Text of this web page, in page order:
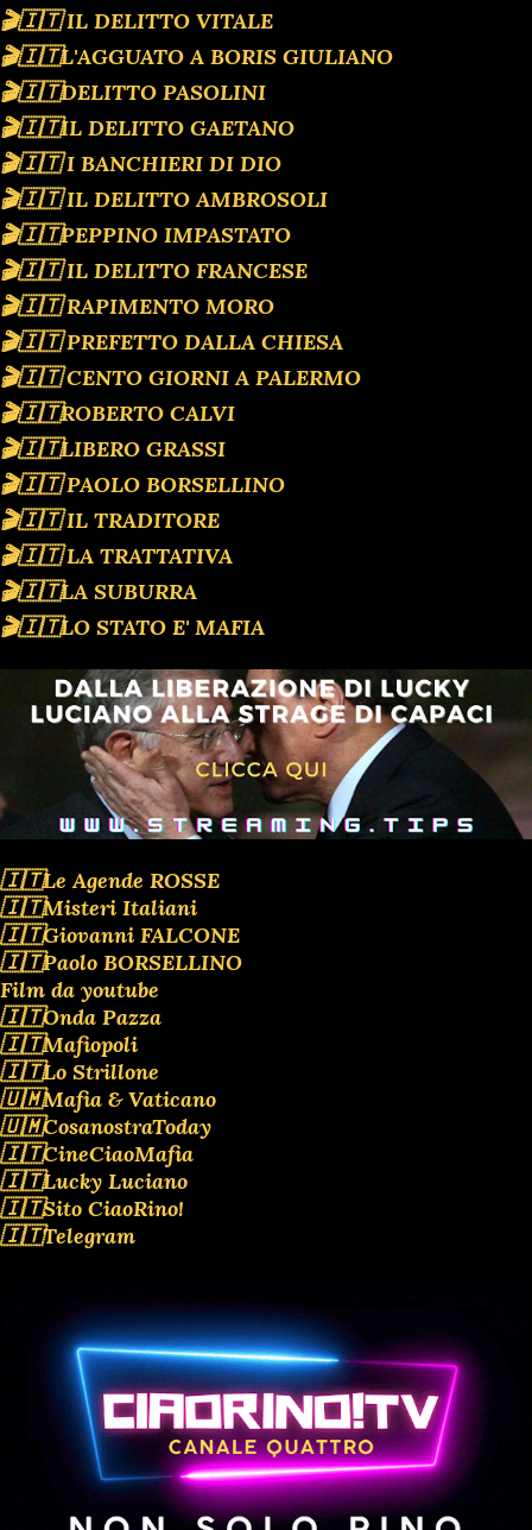
🎬🇮🇹 IL DELITTO VITALE
🎬🇮🇹L'AGGUATO A BORIS GIULIANO
🎬🇮🇹DELITTO PASOLINI
🎬🇮🇹IL DELITTO GAETANO
🎬🇮🇹 I BANCHIERI DI DIO
🎬🇮🇹 IL DELITTO AMBROSOLI
🎬🇮🇹PEPPINO IMPASTATO
🎬🇮🇹 IL DELITTO FRANCESE
🎬🇮🇹 RAPIMENTO MORO
🎬🇮🇹 PREFETTO DALLA CHIESA
🎬🇮🇹 CENTO GIORNI A PALERMO
🎬🇮🇹ROBERTO CALVI
🎬🇮🇹LIBERO GRASSI
🎬🇮🇹 PAOLO BORSELLINO
🎬🇮🇹 IL TRADITORE
🎬🇮🇹 LA TRATTATIVA
🎬🇮🇹LA SUBURRA
🎬🇮🇹LO STATO E' MAFIA
🇮🇹Le Agende ROSSE
🇮🇹Misteri Italiani
🇮🇹Giovanni FALCONE
🇮🇹Paolo BORSELLINO
Film da youtube
🇮🇹Onda Pazza
🇮🇹Mafiopoli
🇮🇹Lo Strillone
🇺🇲Mafia & Vaticano
🇺🇲CosanostraToday
🇮🇹CineCiaoMafia
🇮🇹Lucky Luciano
🇮🇹Sito CiaoRino!
🇮🇹Telegram